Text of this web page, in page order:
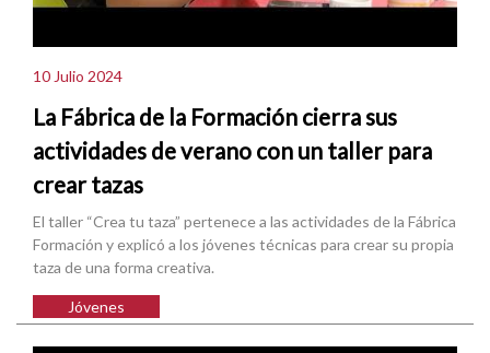
10 Julio 2024
La Fábrica de la Formación cierra sus
actividades de verano con un taller para
crear tazas
El taller “Crea tu taza” pertenece a las actividades de la Fábrica
Formación y explicó a los jóvenes técnicas para crear su propia
taza de una forma creativa.
Jóvenes